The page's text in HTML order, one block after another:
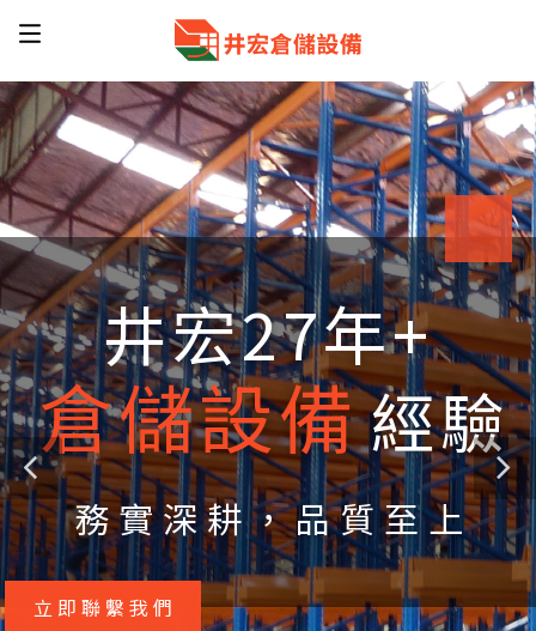
倉儲設備
井宏一次到位
棧板式鋼架｜固定式鋼架｜機械式移動櫃｜特殊鋼架｜
物流周邊輸送設備
立即洽談您的需求